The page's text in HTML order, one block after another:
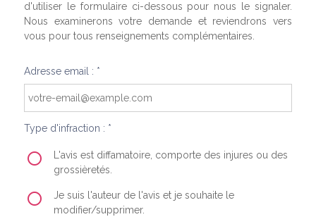
d'utiliser le formulaire ci-dessous pour nous le signaler.
Nous examinerons votre demande et reviendrons vers
vous pour tous renseignements complémentaires.
Adresse email : *
Type d'infraction : *
L'avis est diffamatoire, comporte des injures ou des
grossièretés.
Je suis l'auteur de l'avis et je souhaite le
modifier/supprimer.